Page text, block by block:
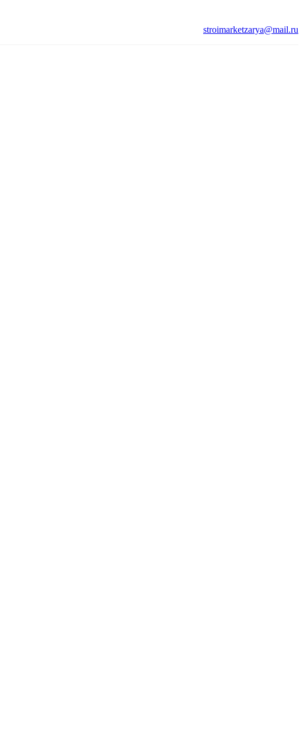
stroimarketzarya@mail.ru